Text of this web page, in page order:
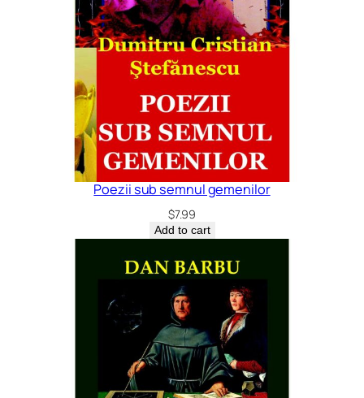
Poezii sub semnul gemenilor
$7.99
Add to cart